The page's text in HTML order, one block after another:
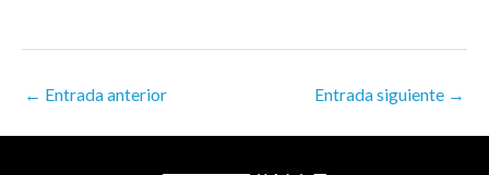
← Entrada anterior Entrada siguiente →